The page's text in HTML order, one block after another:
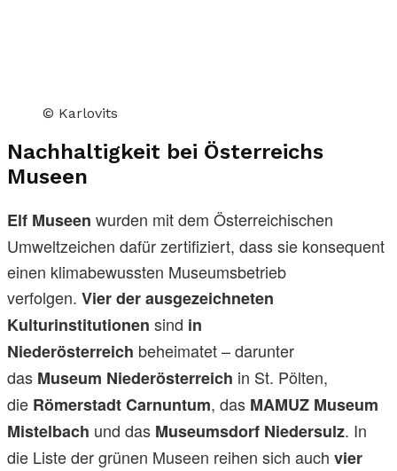
© Karlovits
Nachhaltigkeit bei Österreichs
Museen
Elf Museen wurden mit dem Österreichischen
Umweltzeichen dafür zertifiziert, dass sie konsequent
einen klimabewussten Museumsbetrieb
verfolgen. Vier der ausgezeichneten
Kulturinstitutionen sind in
Niederösterreich beheimatet – darunter
das Museum Niederösterreich in St. Pölten,
die Römerstadt Carnuntum, das MAMUZ Museum
Mistelbach und das Museumsdorf Niedersulz. In
die Liste der grünen Museen reihen sich auch vier